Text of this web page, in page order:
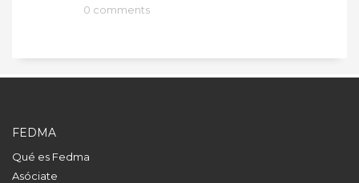
0 comments
FEDMA
Qué es Fedma
Asóciate